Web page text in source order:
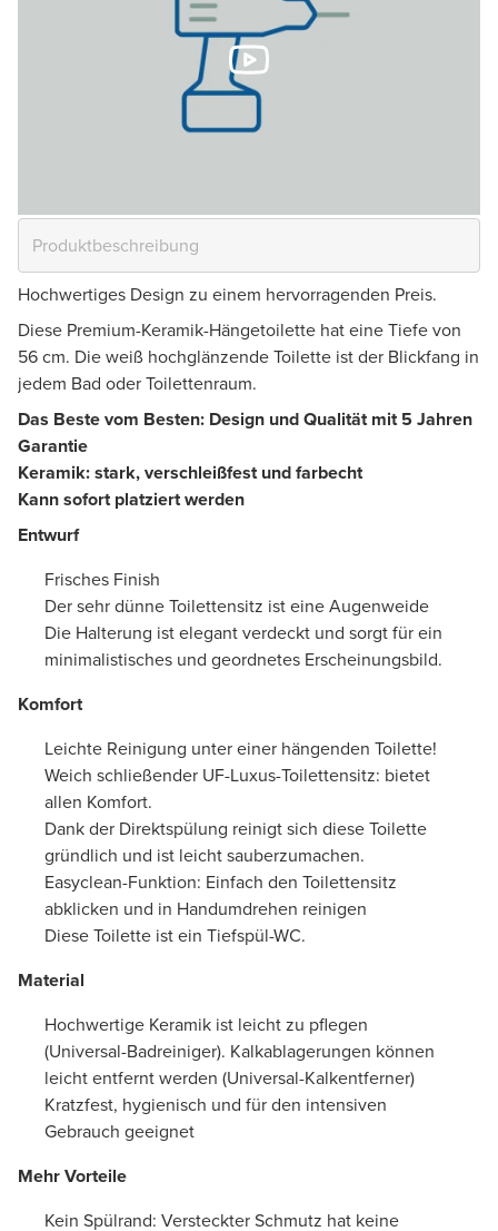
Hochwertiges Design zu einem hervorragenden Preis.
Diese Premium-Keramik-Hängetoilette hat eine Tiefe von
56 cm. Die weiß hochglänzende Toilette ist der Blickfang in
jedem Bad oder Toilettenraum.
Das Beste vom Besten: Design und Qualität mit 5 Jahren
Garantie
Keramik: stark, verschleißfest und farbecht
Kann sofort platziert werden
Entwurf
Frisches Finish
Der sehr dünne Toilettensitz ist eine Augenweide
Die Halterung ist elegant verdeckt und sorgt für ein
minimalistisches und geordnetes Erscheinungsbild.
Komfort
Leichte Reinigung unter einer hängenden Toilette!
Weich schließender UF-Luxus-Toilettensitz: bietet
allen Komfort.
Dank der Direktspülung reinigt sich diese Toilette
gründlich und ist leicht sauberzumachen.
Easyclean-Funktion: Einfach den Toilettensitz
abklicken und in Handumdrehen reinigen
Diese Toilette ist ein Tiefspül-WC.
Material
Hochwertige Keramik ist leicht zu pflegen
(Universal-Badreiniger). Kalkablagerungen können
leicht entfernt werden (Universal-Kalkentferner)
Kratzfest, hygienisch und für den intensiven
Gebrauch geeignet
Mehr Vorteile
Kein Spülrand: Versteckter Schmutz hat keine